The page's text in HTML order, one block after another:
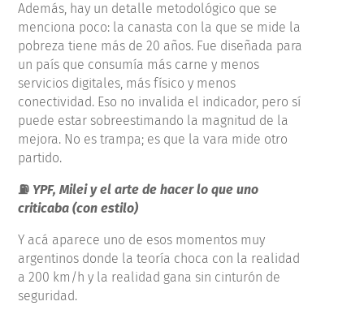
Además, hay un detalle metodológico que se
menciona poco: la canasta con la que se mide la
pobreza tiene más de 20 años. Fue diseñada para
un país que consumía más carne y menos
servicios digitales, más físico y menos
conectividad. Eso no invalida el indicador, pero sí
puede estar sobreestimando la magnitud de la
mejora. No es trampa; es que la vara mide otro
partido.
⛽ YPF, Milei y el arte de hacer lo que uno
criticaba (con estilo)
Y acá aparece uno de esos momentos muy
argentinos donde la teoría choca con la realidad
a 200 km/h y la realidad gana sin cinturón de
seguridad.